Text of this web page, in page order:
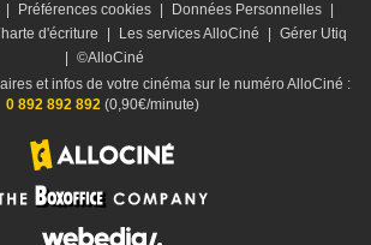
Préférences cookies Données Personnelles
d'écriture Les services AlloCiné
Gérer Utiq
©AlloCiné
et infos de votre cinéma sur le numéro AlloCiné :
0 892 892 892(0,90€/minute)